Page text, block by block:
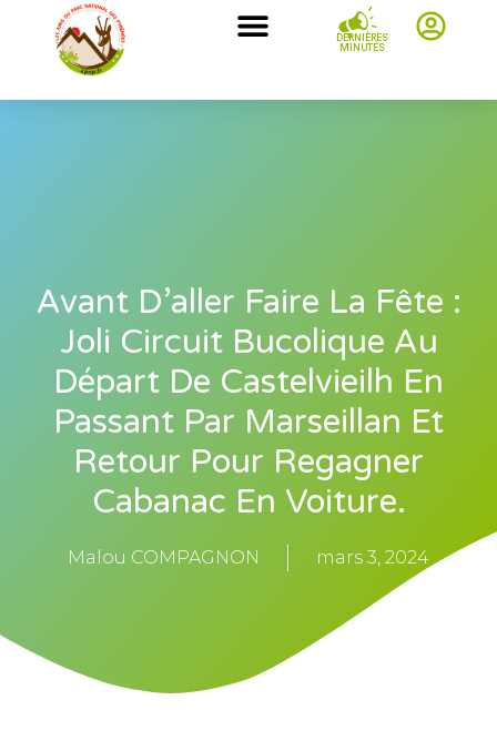
DERNIÈRES
MINUTES
Avant D’aller Faire La Fête :
Joli Circuit Bucolique Au
Départ De Castelvieilh En
Passant Par Marseillan Et
Retour Pour Regagner
Cabanac En Voiture.
Malou COMPAGNON mars 3, 2024